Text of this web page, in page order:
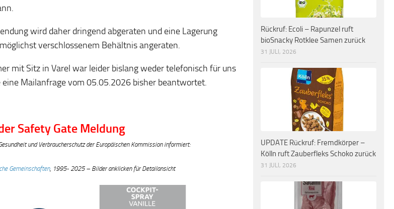
wird daher dringend abgeraten und eine Lagerung
verschlossenem Behältnis angeraten.
mit Sitz in Varel war leider bislang weder telefonisch für uns
eine Mailanfrage vom 05.05.2026 bisher beantwortet.
Safety Gate Meldung
und Verbraucherschutz der Europäischen Kommission informiert:
Gemeinschaften, 1995- 2025 – Bilder anklicken für Detailansicht
Rückruf: Ecoli – Rapunzel ruft
bioSnacky Rotklee Samen zurück
31 JULI, 2026
UPDATE Rückruf: Fremdkörper –
Kölln ruft Zauberfleks Schoko zurück
31 JULI, 2026